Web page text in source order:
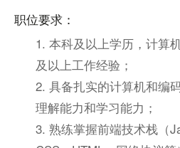
职位要求：
1. 本科及以上学历，计算
及以上工作经验；
2. 具备扎实的计算机和编
理解能力和学习能力；
3. 熟练掌握前端技术栈（